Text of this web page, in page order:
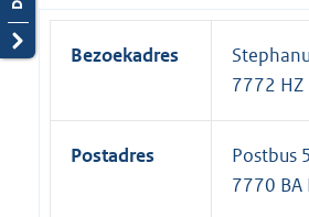
Bezoekadres
7772 HZ
Postadres
Postbus
7770 BA